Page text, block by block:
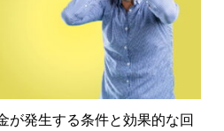
が発生する条件と効果的な回